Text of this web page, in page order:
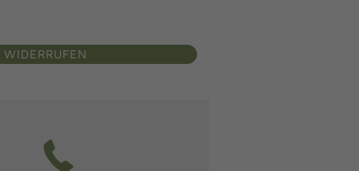
WIDERRUFEN